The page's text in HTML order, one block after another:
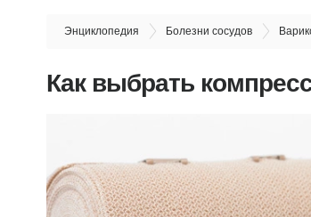
Энциклопедия Болезни сосудов
Как выбрать